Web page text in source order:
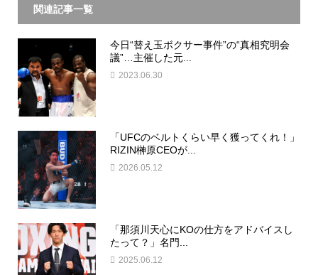
関連記事一覧
今日“替え玉ボクサー事件”の“真相究明会
議”…主催した元...
2023.06.30
「UFCのベルトくらい早く獲ってくれ！」
RIZIN榊原CEOが...
2026.05.12
「那須川天心にKOの仕方をアドバイスし
たって？」名門...
2025.06.12